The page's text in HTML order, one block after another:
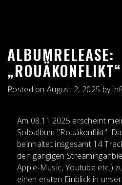
ALBUMRELEASE:
„ROUÄKONFLIKT“
Posted onAugust 2, 2025 by
Am 08.11.2025 erscheint
Soloalbum "Rouäkonflikt".
beinhaltet insgesamt 14
den gängigen
Apple-Music, Youtube etc.)
einen ersten Einblick in